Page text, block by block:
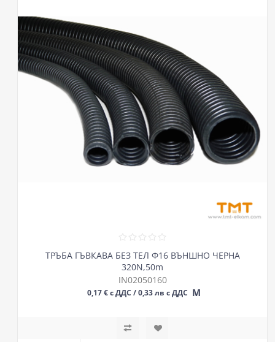
ТРЪБА ГЪВКАВА БЕЗ ТЕЛ Ф16 ВЪНШНО ЧЕРНА
320N,50m
IN02050160
0,17 € с ДДС / 0,33 лв с ДДС М